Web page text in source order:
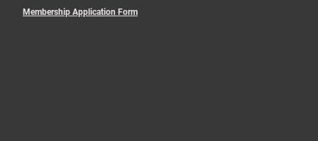
Membership Application Form